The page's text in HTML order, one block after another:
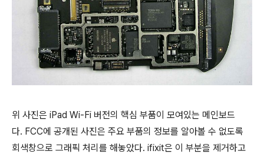
위 사진은 iPad Wi-Fi 버전의 핵심 부품이 모여있는 메인보드
다. FCC에 공개된 사진은 주요 부품의 정보를 알아볼 수 없도록
회색창으로 그래픽 처리를 해놓았다. ifixit은 이 부분을 제거하고